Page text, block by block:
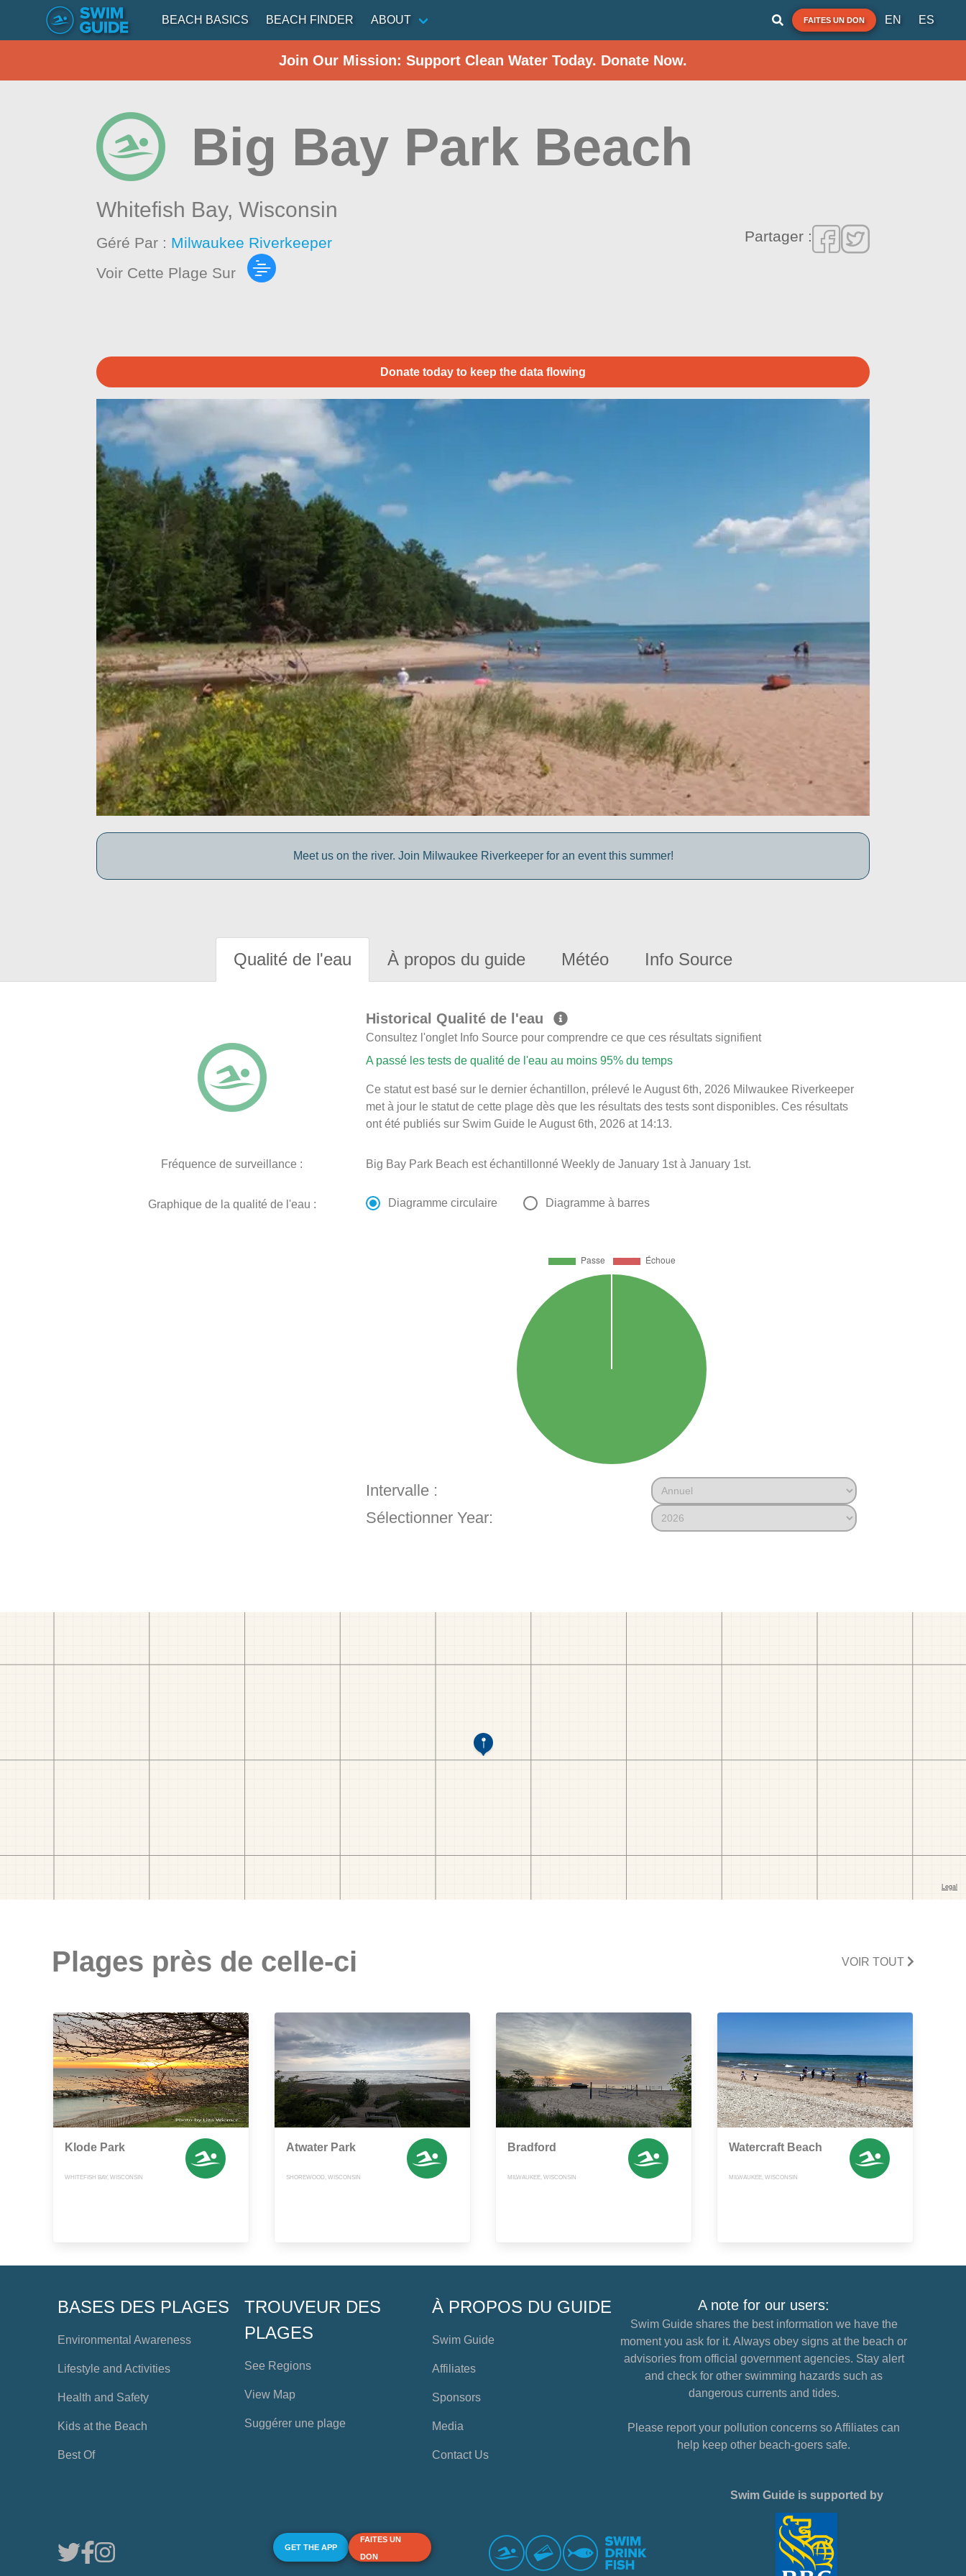
BEACH BASICS BEACH FINDER ABOUT FAITES UN DON EN ES
Join Our Mission: Support Clean Water Today. Donate Now.
Big Bay Park Beach
Whitefish Bay,Wisconsin
Géré Par : Milwaukee Riverkeeper
Voir Cette Plage Sur
Partager :
Donate today to keep the data flowing
Meet us on the river. Join Milwaukee Riverkeeper for an event this summer!
Qualité de l'eau À propos du guide Météo Info Source
Historical Qualité de l'eau
Consultez l'onglet Info Source pour comprendre ce que ces résultats signifient
A passé les tests de qualité de l'eau au moins 95% du temps
Ce statut est basé sur le dernier échantillon, prélevé le August 6th, 2026 Milwaukee Riverkeeper
met à jour le statut de cette plage dès que les résultats des tests sont disponibles. Ces résultats
ont été publiés sur Swim Guide le August 6th, 2026 at 14:13.
Fréquence de surveillance : Big Bay Park Beach est échantillonné Weekly de January 1st à January 1st.
Graphique de la qualité de l'eau : Diagramme circulaire Diagramme à barres
Intervalle :
Sélectionner Year:
Plages près de celle-ci VOIR TOUT
Klode Park
WHITEFISH BAY, WISCONSIN
Atwater Park
SHOREWOOD, WISCONSIN
Bradford
MILWAUKEE, WISCONSIN
Watercraft Beach
MILWAUKEE, WISCONSIN
BASES DES PLAGES
Environmental Awareness
Lifestyle and Activities
Health and Safety
Kids at the Beach
Best Of
TROUVEUR DES
PLAGES
See Regions
View Map
Suggérer une plage
À PROPOS DU GUIDE
Swim Guide
Affiliates
Sponsors
Media
Contact Us
A note for our users:
Swim Guide shares the best information we have the
moment you ask for it. Always obey signs at the beach or
advisories from official government agencies. Stay alert
and check for other swimming hazards such as
dangerous currents and tides.
Please report your pollution concerns so Affiliates can
help keep other beach-goers safe.
GET THE APP
FAITES UN
DON
Swim Guide is supported by